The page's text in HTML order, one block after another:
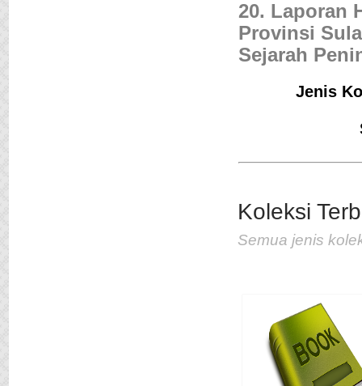
20. Laporan
Provinsi
Sejarah
Jenis
Koleksi
Semua jenis
Jejak Langkah
Penerbit :Lentera